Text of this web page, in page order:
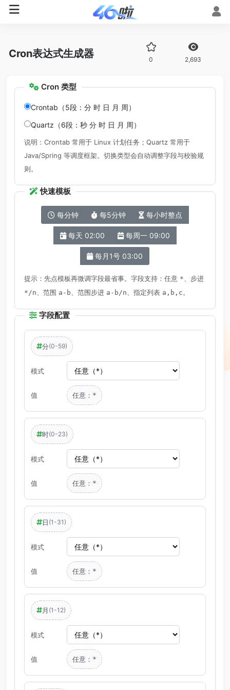
Cron表达式生成器 0 2,693
Cron 类型
Crontab（5段：分 时 日 月 周）
Quartz（6段：秒 分 时 日 月 周）
说明：Crontab 常用于 Linux 计划任务；Quartz 常用于
Java/Spring 等调度框架。切换类型会自动调整字段与校验规
则。
快速模板
每分钟 每5分钟 每小时整点
每天 02:00 每周一 09:00
每月1号 03:00
提示：先点模板再微调字段最省事。字段支持：任意 * 、步进
*/n 、范围 a-b 、范围步进 a-b/n 、指定列表 a,b,c 。
字段配置
分(0-59)
模式
值 任意： *
时(0-23)
模式
值 任意： *
日 (1-31)
模式
值 任意： *
月 (1-12)
模式
值 任意： *